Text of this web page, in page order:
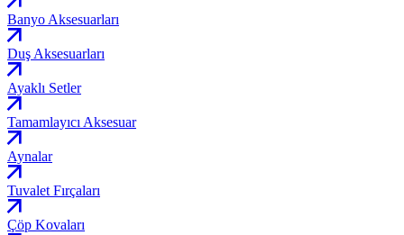
Banyo Aksesuarları
Duş Aksesuarları
Ayaklı Setler
Tamamlayıcı Aksesuar
Aynalar
Tuvalet Fırçaları
Çöp Kovaları